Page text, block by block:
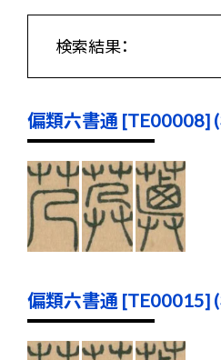
検索結果：
偏類六書通 [TE00008]
偏類六書通 [TE00015]